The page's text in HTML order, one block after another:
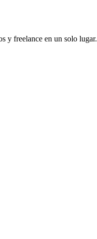
y freelance en un solo lugar.